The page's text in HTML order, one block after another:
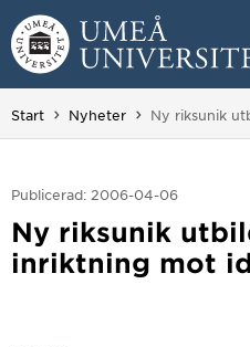
Hoppa direkt till innehållet
Huvudmenyn dold.
Start Nyheter Du är här:
Ny riksunik
Publicerad: 2006-04-06
Ny riksunik
inriktning mot